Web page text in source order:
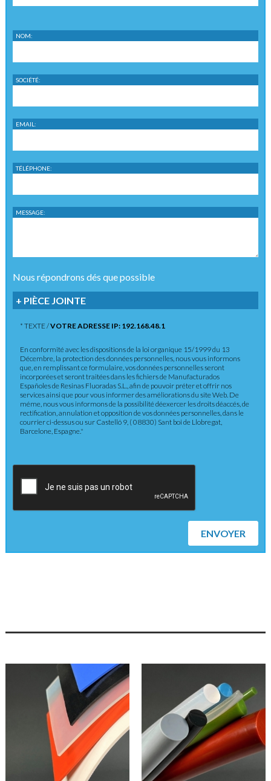
NOM:
SOCIÉTÉ:
EMAIL:
TÉLÉPHONE:
MESSAGE:
Nous répondrons dés que possible
+ PIÈCE JOINTE
* TEXTE /VOTRE ADRESSE IP: 192.168.48.1
En conformité avec les dispositions de la loi organique 15/1999 du 13
Décembre, la protection des données personnelles, nous vous informons
que, en remplissant ce formulaire, vos données personnelles seront
incorporées et seront traitées dans les fichiers de Manufacturados
Españoles de Resinas Fluoradas S.L., afin de pouvoir préter et offrir nos
services ainsi que pour vous informer des améliorations du site Web. De
méme, nous vous informons de la possibilité déexercer les droits déaccés, de
rectification, annulation et opposition de vos données personnelles, dans le
courrier ci-dessus ou sur Castelló 9, ( 08830) Sant boi de Llobregat,
Barcelone, Espagne."
ENVOYER